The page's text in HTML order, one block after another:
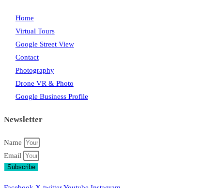
Home
Virtual Tours
Google Street View
Contact
Photography
Drone VR & Photo
Google Business Profile
Newsletter
Name
Email
Subscribe